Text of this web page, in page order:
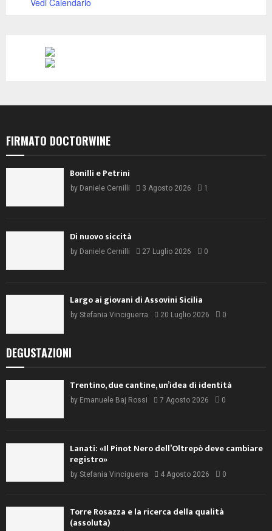
FIRMATO DOCTORWINE
Bonilli e Petrini
by Daniele Cernilli 3 Agosto 2026 1
Di nuovo siccità
by Daniele Cernilli 27 Luglio 2026 0
Largo ai giovani di Assovini Sicilia
by Stefania Vinciguerra 20 Luglio 2026 0
DEGUSTAZIONI
Trentino, due cantine, un’idea di identità
by Emanuele Baj Rossi 7 Agosto 2026 0
Lanati: «Il Pinot Nero dell’Oltrepò deve cambiare
registro»
by Stefania Vinciguerra 4 Agosto 2026 0
Torre Rosazza e la ricerca della qualità
(assoluta)